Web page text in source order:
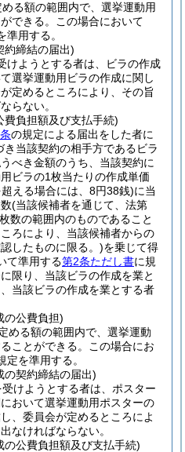
める額の範囲内で、選挙運動用
できる。
この場合において
準用する。
約締結の届出)
けようとする者は、ビラの作成
選挙運動用ビラの作成に関し
定めるところにより、その旨
らない。
負担額及び支払手続)
の規定による届出をした者に
き当該契約の相手方であるビラ
べき金額のうち、当該契約に
ビラの1枚当たりの作成単価
える場合には、8円38銭)に当
(当該候補者を通じて、法第
数の範囲内のものであること
ろにより、当該候補者からの
したものに限る。)を乗じて得
て準用する第2条ただし書に規
限り、当該ビラの作成を業と
当該ビラの作成を業とする者
の公費負担)
める額の範囲内で、選挙運動
ことができる。
この場合にお
定を準用する。
の契約締結の届出)
けようとする者は、ポスター
おいて選挙運動用ポスターの
、委員会が定めるところによ
なければならない。
公費負担額及び支払手続)